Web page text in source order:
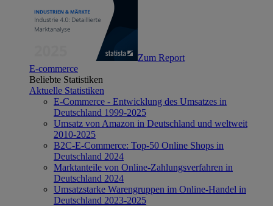
Zum Report
E-commerce
Beliebte Statistiken
Aktuelle Statistiken
E-Commerce - Entwicklung des Umsatzes in
Deutschland 1999-2025
Umsatz von Amazon in Deutschland und weltweit
2010-2025
B2C-E-Commerce: Top-50 Online Shops in
Deutschland 2024
Marktanteile von Online-Zahlungsverfahren in
Deutschland 2024
Umsatzstarke Warengruppen im Online-Handel in
Deutschland 2023-2025